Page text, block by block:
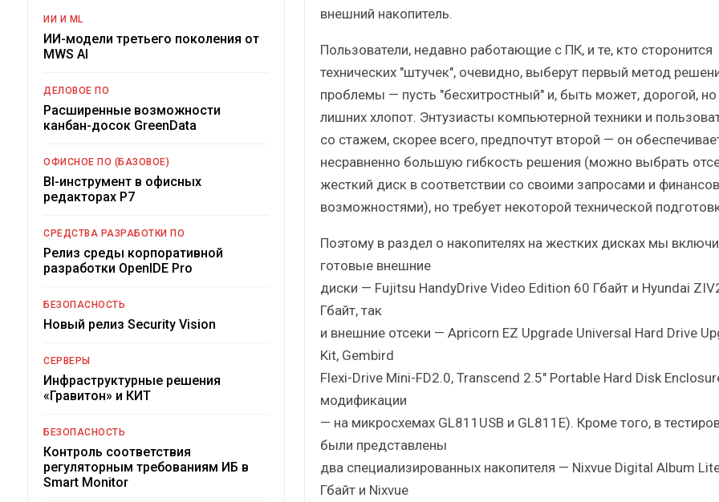
внешний накопитель.
Пользователи, недавно работающие с ПК, и те, кто сторонится
технических "штучек", очевидно, выберут первый метод
проблемы — пусть "бесхитростный" и, быть может, дорогой, но
лишних хлопот. Энтузиасты компьютерной техники и
со стажем, скорее всего, предпочтут второй — он
несравненно большую гибкость решения (можно выбрать
жесткий диск в соответствии со своими запросами и
возможностями), но требует некоторой технической
Поэтому в раздел о накопителях на жестких дисках мы
готовые внешние
диски — Fujitsu HandyDrive Video Edition 60 Гбайт и Hyundai
Гбайт, так
и внешние отсеки — Apricorn EZ Upgrade Universal Hard Drive
Kit, Gembird
Flexi-Drive Mini-FD2.0, Transcend 2.5" Portable Hard Disk
модификации
— на микросхемах GL811USB и GL811E). Кроме того, в
были представлены
два специализированных накопителя — Nixvue Digital Album
Гбайт и Nixvue
ИИ И ML
ИИ-модели третьего поколения от
MWS AI
ДЕЛОВОЕ ПО
Расширенные возможности
канбан-досок GreenData
ОФИСНОЕ ПО (БАЗОВОЕ)
BI-инструмент в офисных
редакторах Р7
СРЕДСТВА РАЗРАБОТКИ ПО
Релиз среды корпоративной
разработки OpenIDE Pro
БЕЗОПАСНОСТЬ
Новый релиз Security Vision
СЕРВЕРЫ
Инфраструктурные решения
«Гравитон» и КИТ
БЕЗОПАСНОСТЬ
Контроль соответствия
регуляторным требованиям ИБ в
Smart Monitor